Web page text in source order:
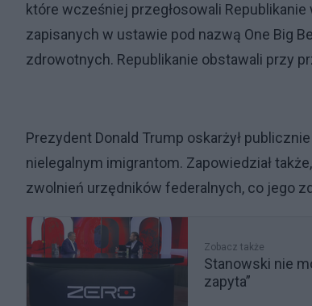
które wcześniej przegłosowali
zapisanych w ustawie pod nazwą One Big
zdrowotnych. Republikanie obstawali przy
Prezydent Donald Trump oskarżył
nielegalnym imigrantom. Zapowiedział
zwolnień urzędników federalnych, co jego
Zobacz także
Stanowski nie
zapyta”